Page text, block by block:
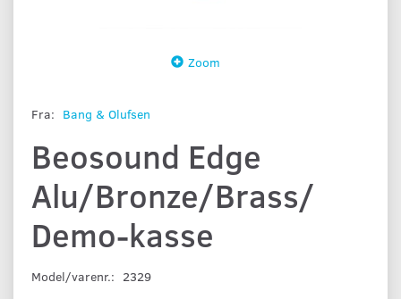
Zoom
Fra: Bang & Olufsen
Beosound Edge
Alu/Bronze/Brass/
Demo-kasse
Model/varenr.: 2329